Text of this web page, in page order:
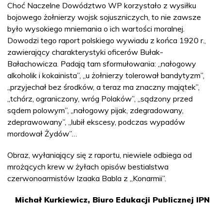
Choć Naczelne Dowództwo WP korzystało z wysiłku
bojowego żołnierzy wojsk sojuszniczych, to nie zawsze
było wysokiego mniemania o ich wartości moralnej.
Dowodzi tego raport polskiego wywiadu z końca 1920 r.,
zawierający charakterystyki oficerów Bułak-
Bałachowicza. Padają tam sformułowania: „nałogowy
alkoholik i kokainista”, „u żołnierzy tolerował bandytyzm”,
„przyjechał bez środków, a teraz ma znaczny majątek”,
„tchórz, ograniczony, wróg Polaków”, „sądzony przed
sądem polowym”, „nałogowy pijak, zdegradowany,
zdeprawowany”, „lubił ekscesy, podczas wypadów
mordował Żydów”…
Obraz, wyłaniający się z raportu, niewiele odbiega od
mrożących krew w żyłach opisów bestialstwa
czerwonoarmistów Izaaka Babla z „Konarmii”.
Michał Kurkiewicz, Biuro Edukacji Publicznej IPN